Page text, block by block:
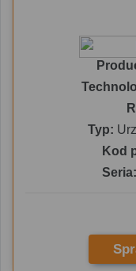
Typ:
Kod
Seria: